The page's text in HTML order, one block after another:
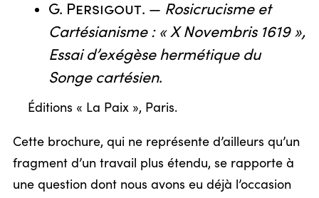
G. Persigout. — Rosicrucisme et
Cartésianisme : « X Novembris 1619 »,
Essai d’exégèse hermétique du
Songe cartésien.
Éditions « La Paix », Paris.
Cette brochure, qui ne représente d’ailleurs qu’un
fragment d’un travail plus étendu, se rapporte à
une question dont nous avons eu déjà l’occasion